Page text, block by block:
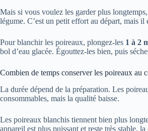
Mais si vous voulez les garder plus
légume. C’est un petit effort au départ, mais il
Pour blanchir les poireaux, plongez-les 1 à 2
bol d’eau glacée. Égouttez-les bien, puis
Combien de temps conserver les poireaux au
La durée dépend de la préparation. Les
consommables, mais la qualité baisse.
Les poireaux blanchis tiennent bien plus
appareil est plus puissant et reste très stable,